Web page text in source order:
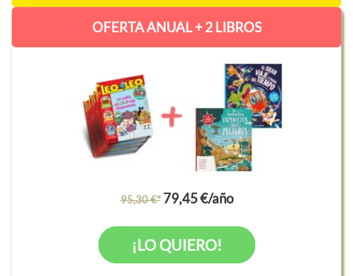
OFERTA ANUAL + 2 LIBROS
95,30 €*79,45 €/año
¡LO QUIERO!